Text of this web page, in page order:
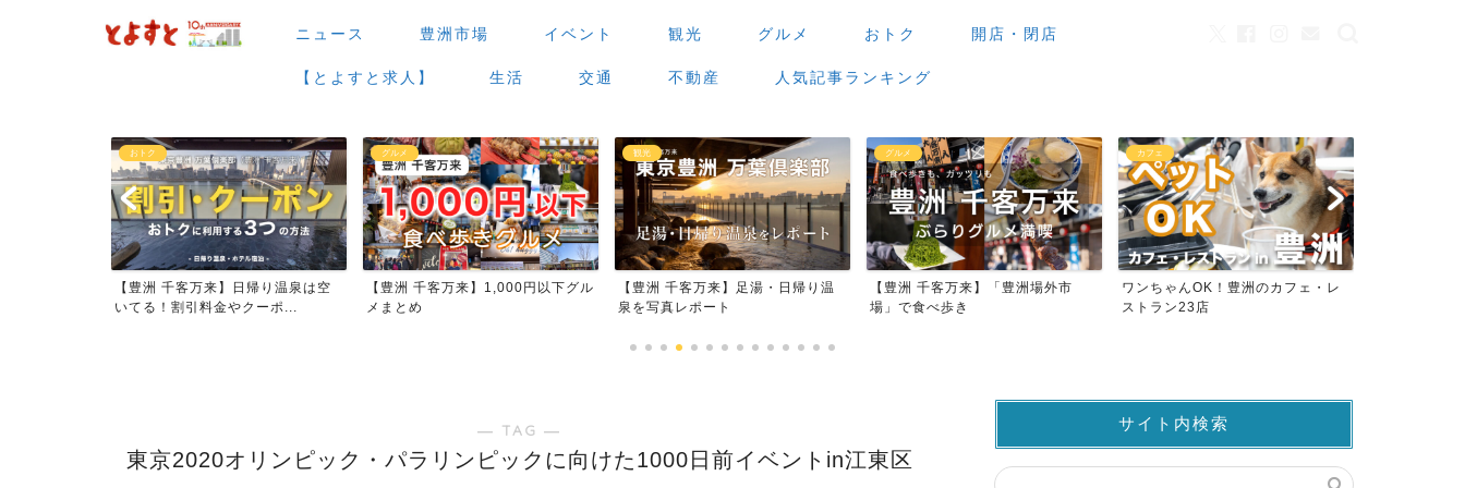
ニュース 豊洲市場 イベント 観光 グルメ おトク 開店・閉店
【とよすと求人】 生活 交通 不動産 人気記事ランキング
おトク
【豊洲 千客万来】日帰り温泉は空
いてる！割引料金やクーポ...
グルメ
【豊洲 千客万来】1,000円以下グル
メまとめ
観光
【豊洲 千客万来】足湯・日帰り温
泉を写真レポート
グルメ
【豊洲 千客万来】「豊洲場外市
場」で食べ歩き
カフェ
ワンちゃんOK！豊洲のカフェ・レ
ストラン23店
― TAG ―
東京2020オリンピック・パラリンピックに向けた1000日前イベントin江東区
サイト内検索